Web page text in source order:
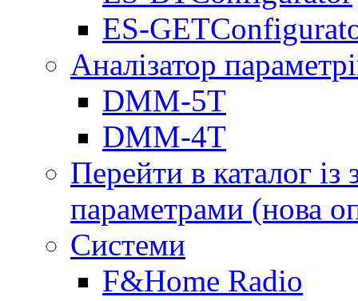
ES-
Аналізатор
DMM-5T
DMM-4T
Перейти в каталог
параметрами (нова
Системи
F&Home Radio